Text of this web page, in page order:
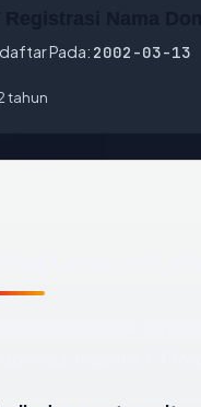
Pada: 2002-03-13
tahun